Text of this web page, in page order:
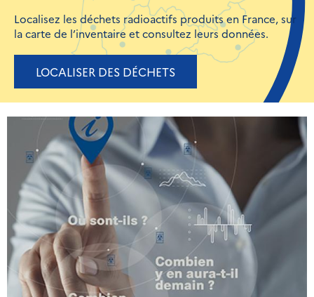
Localisez les déchets radioactifs produits en France, sur
la carte de l’inventaire et consultez leurs données.
LOCALISER DES DÉCHETS